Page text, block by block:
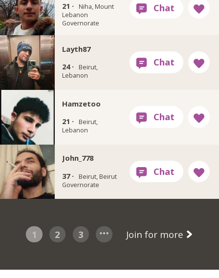
21 ·
Niha, Mount
Lebanon
Governorate
Layth87
24 ·
Beirut,
Lebanon
Hamzetoo
21 ·
Beirut,
Lebanon
John_778
37 ·
Beirut, Beirut
Governorate
1 2 3 Join for more